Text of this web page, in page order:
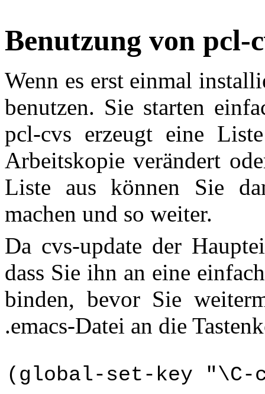
Benutzung von pcl-
Wenn es erst einmal
benutzen. Sie starten
pcl-cvs erzeugt eine
Arbeitskopie verändert
Liste aus können Sie
machen und so weiter.
Da cvs-update der
dass Sie ihn an eine
binden, bevor Sie
.emacs-Datei an die
(global-set-key "\C-